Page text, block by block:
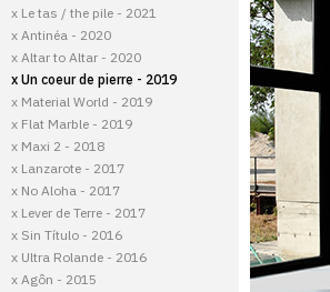
x Le tas / the pile - 2021
x Antinéa - 2020
x Altar to Altar - 2020
x Un coeur de pierre - 2019
x Material World - 2019
x Flat Marble - 2019
x Maxi 2 - 2018
x Lanzarote - 2017
x No Aloha - 2017
x Lever de Terre - 2017
x Sin Título - 2016
x Ultra Rolande - 2016
x Agôn - 2015